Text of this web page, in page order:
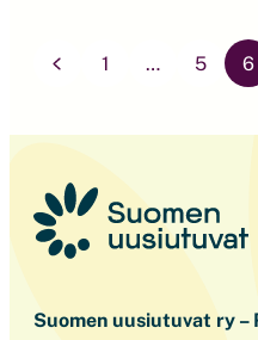
1 … 5 6
Suomen uusiutuvat ry –